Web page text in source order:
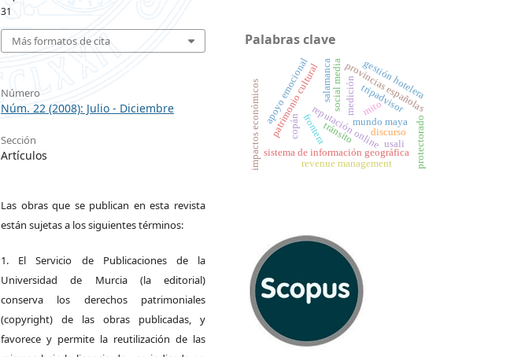
31
Más formatos de cita
Número
Núm. 22 (2008): Julio - Diciembre
Sección
Artículos
Las obras que se publican en esta revista
están sujetas a los siguientes términos:
1. El Servicio de Publicaciones de la
Universidad de Murcia (la editorial)
conserva los derechos patrimoniales
(copyright) de las obras publicadas, y
favorece y permite la reutilización de las
Palabras clave
patrimonio culturalreputación online
sistema de información geográfica
impactos económicos medición
provincias españolas
tripadvisor
revenue management
social media
frontera
copán mundo maya
apoyo emocional
protectorado
mito
discurso
salamanca
tránsito
gestión hotelera
usali